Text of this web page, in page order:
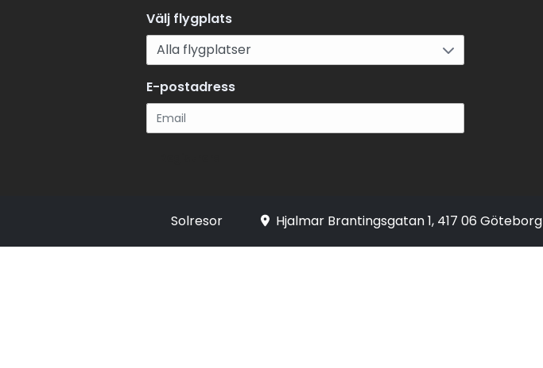
Välj flygplats
E-postadress
Solresor Hjalmar Brantingsgatan 1, 417 06 Göteborg